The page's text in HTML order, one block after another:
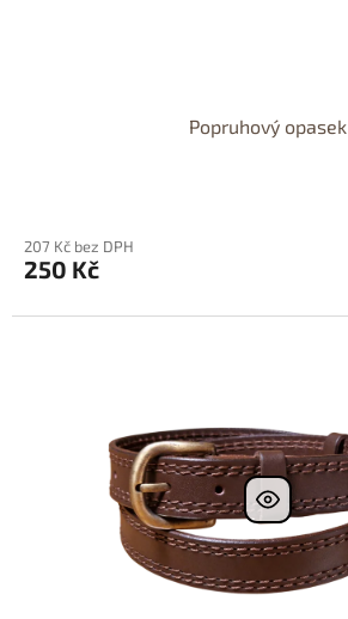
Popruhový opasek
207 Kč bez DPH
250 Kč